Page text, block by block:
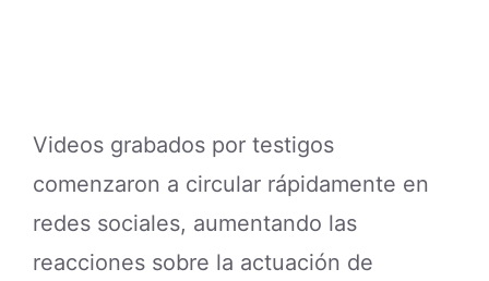
Videos grabados por testigos
comenzaron a circular rápidamente en
redes sociales, aumentando las
reacciones sobre la actuación de